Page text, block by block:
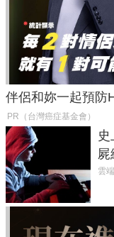
伴侶和妳一起預防
PR（台灣癌症基金會）
屍
癱
雲